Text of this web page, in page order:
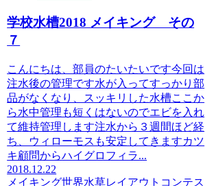
学校水槽2018 メイキング その
７
こんにちは、部員のたいたいです今回は
注水後の管理です水が入ってすっかり部
品がなくなり、スッキリした水槽ここか
ら水中管理も短くはないのでエビを入れ
て維持管理します注水から３週間ほど経
ち、ウィローモスも安定してきますカツ
キ顧問からハイグロフィラ...
2018.12.22
メイキング世界水草レイアウトコンテス